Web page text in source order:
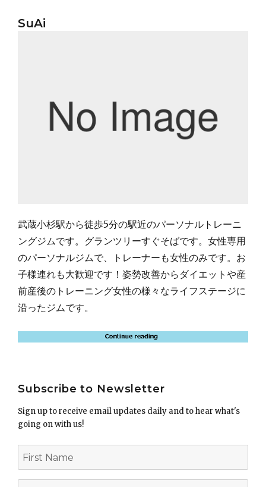
SuAi
武蔵小杉駅から徒歩5分の駅近のパーソナルトレーニ
ングジムです。グランツリーすぐそばです。女性専用
のパーソナルジムで、トレーナーも女性のみです。お
子様連れも大歓迎です！姿勢改善からダイエットや産
前産後のトレーニング女性の様々なライフステージに
沿ったジムです。
Subscribe to Newsletter
Sign up to receive email updates daily and to hear what's
going on with us!
First
Name